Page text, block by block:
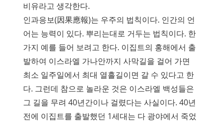
비유라고 생각한다.
인과응보(因果應報)는 우주의 법칙이다. 인간의 언
어는 능력이 있다. 뿌리는대로 거두는 법칙이다. 한
가지 예를 들어 보려고 한다. 이집트의 홍해에서 출
발하여 이스라엘 가나안까지 사막길을 걸어 가면
최소 일주일에서 최대 열흘길이면 갈 수 있다고 한
다. 그런데 참으로 놀라운 것은 이스라엘 백성들은
그 길을 무려 40년간이나 걸렸다는 사실이다. 40년
전에 이집트를 출발했던 1세대는 다 광야에서 죽었